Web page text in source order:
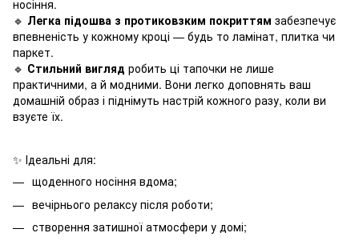
носіння.
🔹 Легка підошва з протиковзким покриттям забезпечує
впевненість у кожному кроці — будь то ламінат, плитка чи
паркет.
🔹 Стильний вигляд робить ці тапочки не лише
практичними, а й модними. Вони легко доповнять ваш
домашній образ і піднімуть настрій кожного разу, коли ви
взуєте їх.
✨ Ідеальні для:
щоденного носіння вдома;
вечірнього релаксу після роботи;
створення затишної атмосфери у домі;